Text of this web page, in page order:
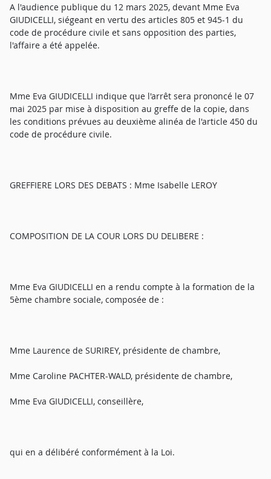
A l'audience publique du 12 mars 2025, devant Mme Eva
GIUDICELLI, siégeant en vertu des articles 805 et 945-1 du
code de procédure civile et sans opposition des parties,
l'affaire a été appelée.
Mme Eva GIUDICELLI indique que l'arrêt sera prononcé le 07
mai 2025 par mise à disposition au greffe de la copie, dans
les conditions prévues au deuxième alinéa de l'article 450 du
code de procédure civile.
GREFFIERE LORS DES DEBATS : Mme Isabelle LEROY
COMPOSITION DE LA COUR LORS DU DELIBERE :
Mme Eva GIUDICELLI en a rendu compte à la formation de la
5ème chambre sociale, composée de :
Mme Laurence de SURIREY, présidente de chambre,
Mme Caroline PACHTER-WALD, présidente de chambre,
Mme Eva GIUDICELLI, conseillère,
qui en a délibéré conformément à la Loi.